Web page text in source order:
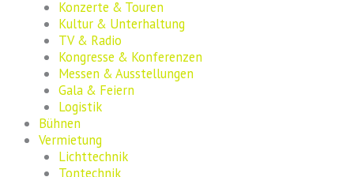
Konzerte & Touren
Kultur & Unterhaltung
TV & Radio
Kongresse & Konferenzen
Messen & Ausstellungen
Gala & Feiern
Logistik
Bühnen
Vermietung
Lichttechnik
Tontechnik